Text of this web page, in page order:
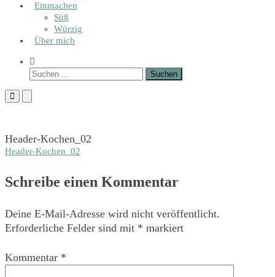
Einmachen
Süß
Würzig
Über mich
Show
Search
Suchen
Primary
MenuMenu
Header-Kochen_02
Beitragsnavigation
Header-Kochen_02
Schreibe einen Kommentar
Deine E-Mail-Adresse wird nicht veröffentlicht.
Erforderliche Felder sind mit * markiert
Kommentar *